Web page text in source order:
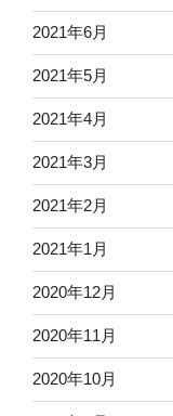
2021年6月
2021年5月
2021年4月
2021年3月
2021年2月
2021年1月
2020年12月
2020年11月
2020年10月